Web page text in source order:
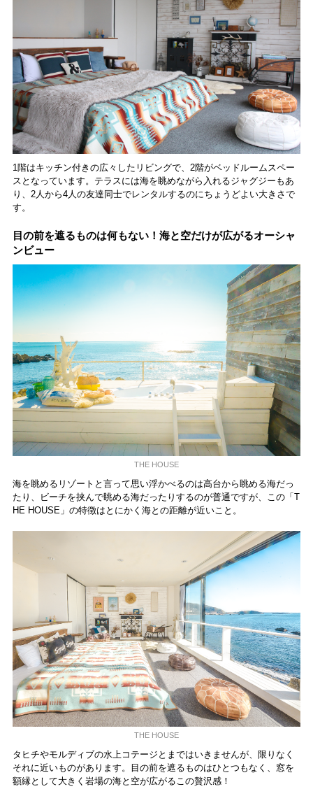
1階はキッチン付きの広々したリビングで、2階がベッドルームスペー
スとなっています。テラスには海を眺めながら入れるジャグジーもあ
り、2人から4人の友達同士でレンタルするのにちょうどよい大きさで
す。
目の前を遮るものは何もない！海と空だけが広がるオーシャ
ンビュー
THE HOUSE
海を眺めるリゾートと言って思い浮かべるのは高台から眺める海だっ
たり、ビーチを挟んで眺める海だったりするのが普通ですが、この「T
HE HOUSE」の特徴はとにかく海との距離が近いこと。
THE HOUSE
タヒチやモルディブの水上コテージとまではいきませんが、限りなく
それに近いものがあります。目の前を遮るものはひとつもなく、窓を
額縁として大きく岩場の海と空が広がるこの贅沢感！